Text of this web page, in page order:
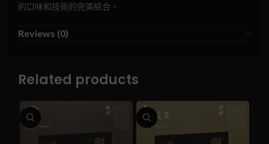
的口味和技術的完美結合。
Reviews (0)
Related products